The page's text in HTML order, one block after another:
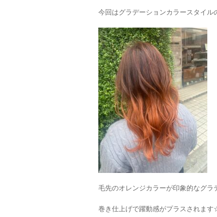
今回はグラデーションカラースタイル
毛先のオレンジカラーが印象的なグラ
巻き仕上げで躍動感がプラスされます